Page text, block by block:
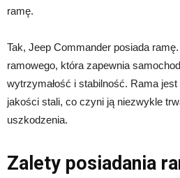
ramę.
Tak, Jeep Commander posiada
ramowego, która zapewnia
wytrzymałość i stabilność. Rama
jakości stali, co czyni ją niezwykle
uszkodzenia.
Zalety posiadania